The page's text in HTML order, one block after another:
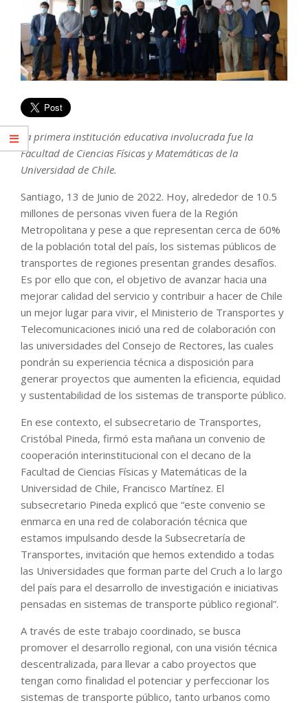
La primera institución educativa involucrada fue la
Facultad de Ciencias Físicas y Matemáticas de la
Universidad de Chile.
Santiago, 13 de Junio de 2022. Hoy, alrededor de 10.5
millones de personas viven fuera de la Región
Metropolitana y pese a que representan cerca de 60%
de la población total del país, los sistemas públicos de
transportes de regiones presentan grandes desafíos.
Es por ello que con, el objetivo de avanzar hacia una
mejorar calidad del servicio y contribuir a hacer de Chile
un mejor lugar para vivir, el Ministerio de Transportes y
Telecomunicaciones inició una red de colaboración con
las universidades del Consejo de Rectores, las cuales
pondrán su experiencia técnica a disposición para
generar proyectos que aumenten la eficiencia, equidad
y sustentabilidad de los sistemas de transporte público.
En ese contexto, el subsecretario de Transportes,
Cristóbal Pineda, firmó esta mañana un convenio de
cooperación interinstitucional con el decano de la
Facultad de Ciencias Físicas y Matemáticas de la
Universidad de Chile, Francisco Martínez. El
subsecretario Pineda explicó que “este convenio se
enmarca en una red de colaboración técnica que
estamos impulsando desde la Subsecretaría de
Transportes, invitación que hemos extendido a todas
las Universidades que forman parte del Cruch a lo largo
del país para el desarrollo de investigación e iniciativas
pensadas en sistemas de transporte público regional”.
A través de este trabajo coordinado, se busca
promover el desarrollo regional, con una visión técnica
descentralizada, para llevar a cabo proyectos que
tengan como finalidad el potenciar y perfeccionar los
sistemas de transporte público, tanto urbanos como